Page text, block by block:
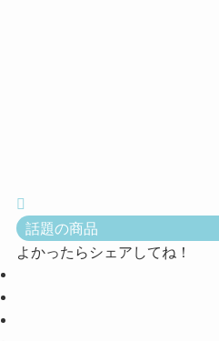
話題の商品
よかったらシェアしてね！